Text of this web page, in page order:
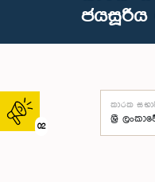
02
ජයසූරිය
කාරක